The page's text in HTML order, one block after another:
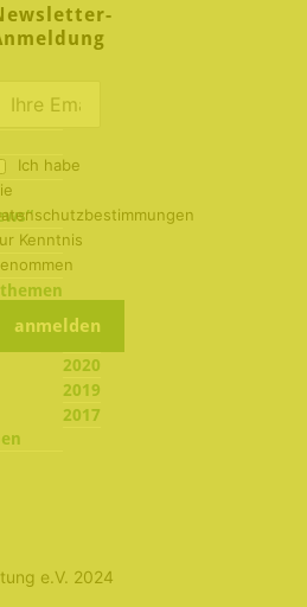
2022
2020
2019
2017
Ich habe
Kenntnis
e.V. 2024